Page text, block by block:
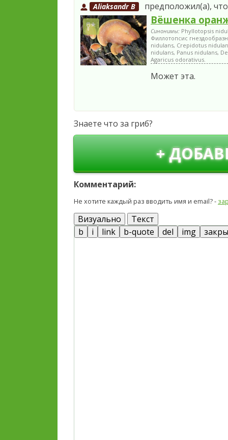
Aliaksandr B предположил(а),
Вёшенка
Синонимы: Phyllotopsis
Филлотопсис
nidulans, Crepidotus
nidulans, Panus nidulans,
Agaricus odorativus.
Может эта.
Знаете что за гриб?
+
Комментарий:
Не хотите каждый раз вводить имя и email? -
Визуально Текст